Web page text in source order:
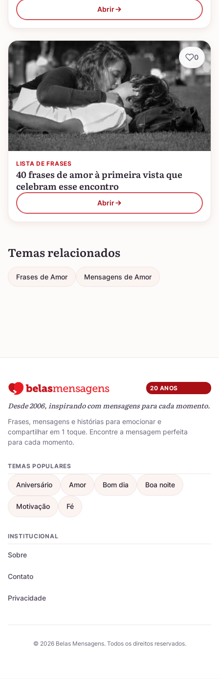
Abrir
LISTA DE FRASES
40 frases de amor à primeira vista que
celebram esse encontro
Abrir
0
Temas relacionados
Frases de Amor Mensagens de Amor
20 ANOS
Desde 2006, inspirando com mensagens para cada momento.
Frases, mensagens e histórias para emocionar e
compartilhar em 1 toque. Encontre a mensagem perfeita
para cada momento.
TEMAS POPULARES
Aniversário Amor Bom dia Boa noite
Motivação Fé
INSTITUCIONAL
Sobre
Contato
Privacidade
© 2026 Belas Mensagens. Todos os direitos reservados.